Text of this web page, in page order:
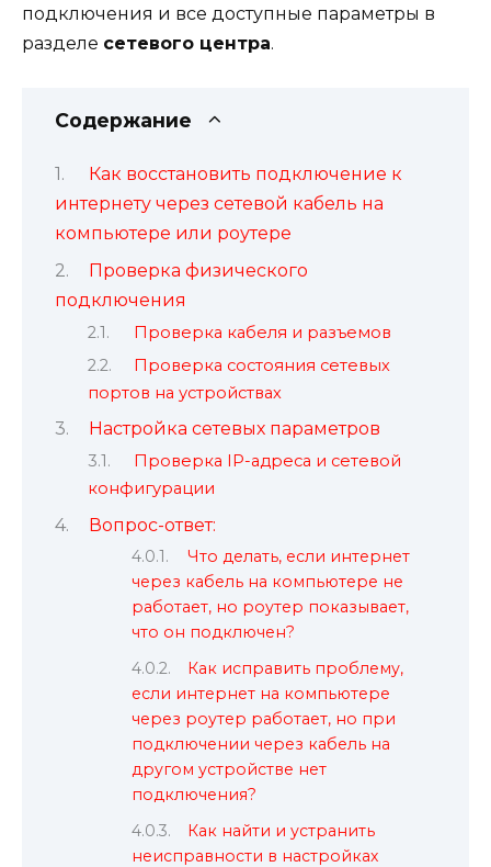
подключения и все доступные параметры в
разделе сетевого центра.
Содержание
Как восстановить подключение к
интернету через сетевой кабель на
компьютере или роутере
Проверка физического
подключения
Проверка кабеля и разъемов
Проверка состояния сетевых
портов на устройствах
Настройка сетевых параметров
Проверка IP-адреса и сетевой
конфигурации
Вопрос-ответ:
Что делать, если интернет
через кабель на компьютере не
работает, но роутер показывает,
что он подключен?
Как исправить проблему,
если интернет на компьютере
через роутер работает, но при
подключении через кабель на
другом устройстве нет
подключения?
Как найти и устранить
неисправности в настройках